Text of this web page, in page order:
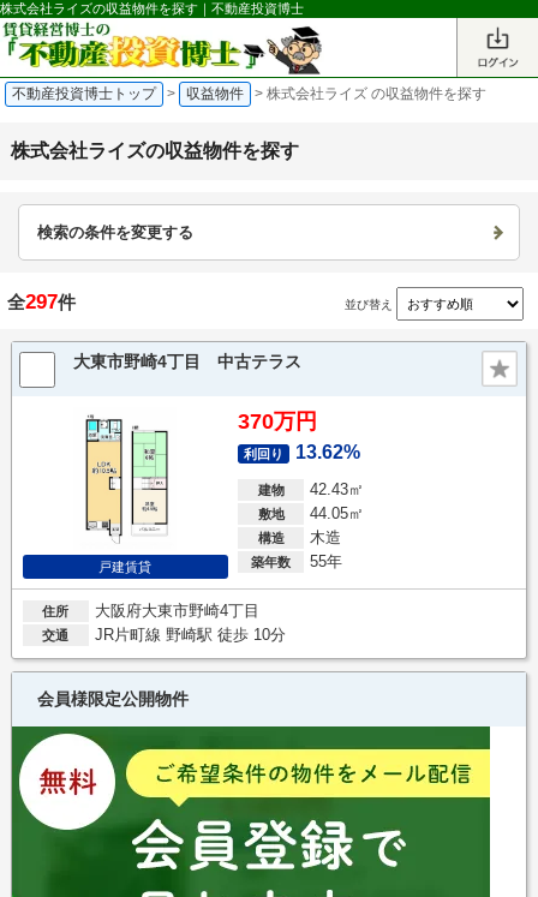
株式会社ライズの収益物件を探す｜不動産投資博士
不動産投資博士トップ > 収益物件 > 株式会社ライズ の収益物件を探す
株式会社ライズの収益物件を探す
検索の条件を変更する
全297件 並び替え
大東市野崎4丁目 中古テラス
戸建賃貸
370万円
利回り 13.62%
建物 42.43㎡
敷地 44.05㎡
構造 木造
築年数 55年
住所 大阪府大東市野崎4丁目
交通 JR片町線 野崎駅 徒歩 10分
会員様限定公開物件